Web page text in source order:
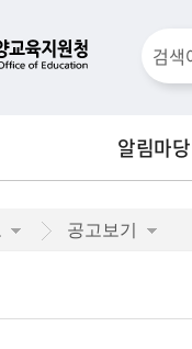
검
창
합
검
색
알림마당
공고보기